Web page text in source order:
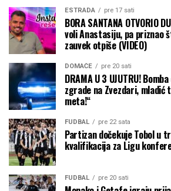
ESTRADA pre 17 sati
BORA SANTANA OTVORIO
voli Anastasiju, pa priznao
zauvek otpiše (VIDEO)
DOMAĆE pre 20 sati
DRAMA U 3 UJUTRU!
zgrade na Zvezdari, mladić
meta!“
FUDBAL pre 22 sata
Partizan dočekuje Tobol u
kvalifikacija za Ligu
FUDBAL pre 20 sati